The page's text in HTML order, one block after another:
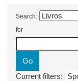
Search:
for
Current filters: